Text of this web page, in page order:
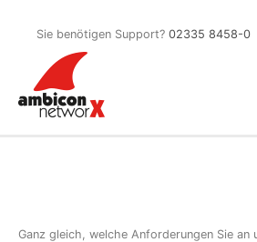
Sie benötigen Support? 02335 8458-0
Ganz gleich, welche Anforderungen Sie an